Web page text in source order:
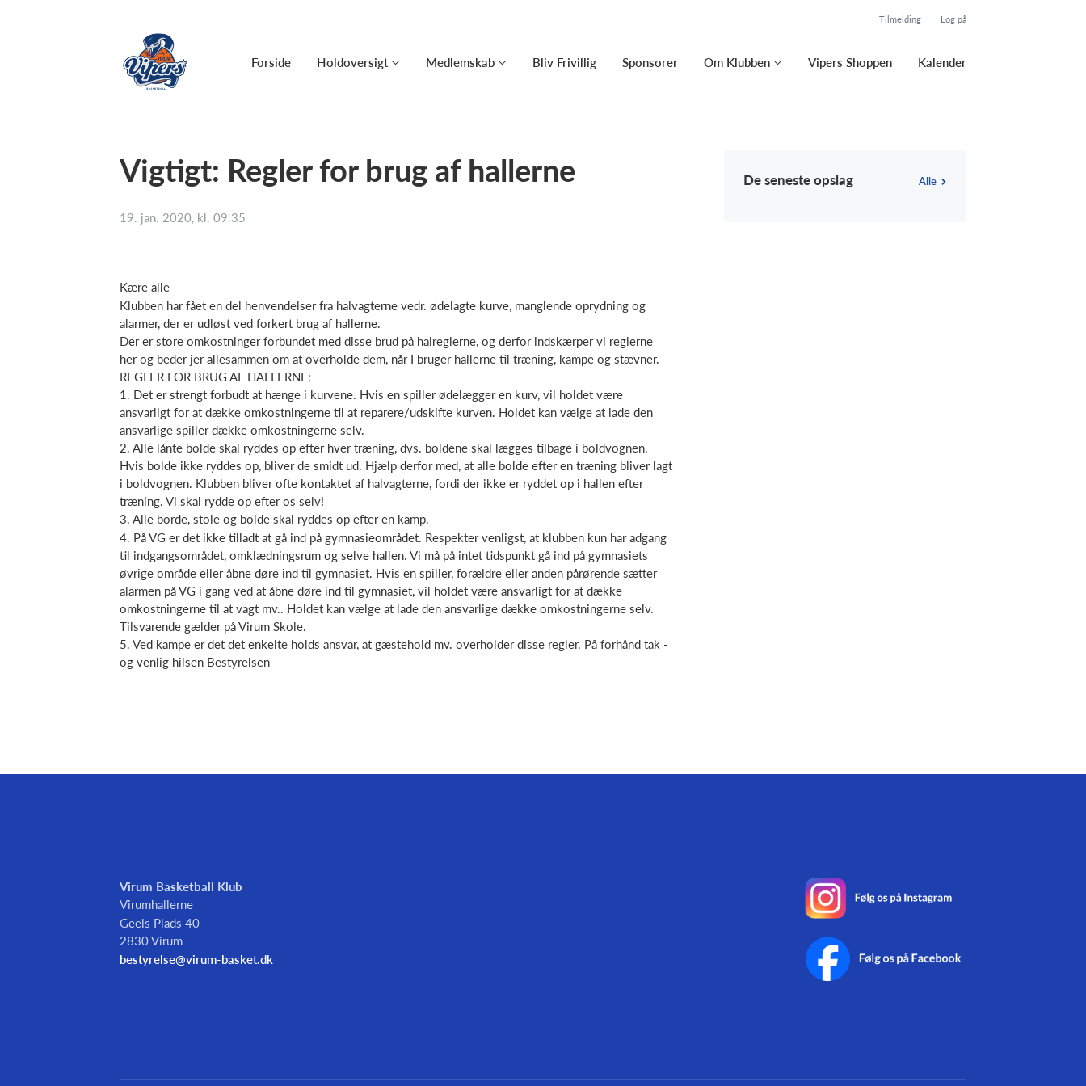
Tilmelding Log på
Forside Holdoversigt Medlemskab Bliv Frivillig Sponsorer Om Klubben Vipers Shoppen Kalender
Vigtigt: Regler for brug af hallerne
19. jan. 2020, kl. 09.35
Kære alle
Klubben har fået en del henvendelser fra halvagterne vedr. ødelagte kurve, manglende oprydning og
alarmer, der er udløst ved forkert brug af hallerne.
Der er store omkostninger forbundet med disse brud på halreglerne, og derfor indskærper vi reglerne
her og beder jer allesammen om at overholde dem, når I bruger hallerne til træning, kampe og stævner.
REGLER FOR BRUG AF HALLERNE:
1. Det er strengt forbudt at hænge i kurvene. Hvis en spiller ødelægger en kurv, vil holdet være
ansvarligt for at dække omkostningerne til at reparere/udskifte kurven. Holdet kan vælge at lade den
ansvarlige spiller dække omkostningerne selv.
2. Alle lånte bolde skal ryddes op efter hver træning, dvs. boldene skal lægges tilbage i boldvognen.
Hvis bolde ikke ryddes op, bliver de smidt ud. Hjælp derfor med, at alle bolde efter en træning bliver lagt
i boldvognen. Klubben bliver ofte kontaktet af halvagterne, fordi der ikke er ryddet op i hallen efter
træning. Vi skal rydde op efter os selv!
3. Alle borde, stole og bolde skal ryddes op efter en kamp.
4. På VG er det ikke tilladt at gå ind på gymnasieområdet. Respekter venligst, at klubben kun har adgang
til indgangsområdet, omklædningsrum og selve hallen. Vi må på intet tidspunkt gå ind på gymnasiets
øvrige område eller åbne døre ind til gymnasiet. Hvis en spiller, forældre eller anden pårørende sætter
alarmen på VG i gang ved at åbne døre ind til gymnasiet, vil holdet være ansvarligt for at dække
omkostningerne til at vagt mv.. Holdet kan vælge at lade den ansvarlige dække omkostningerne selv.
Tilsvarende gælder på Virum Skole.
5. Ved kampe er det det enkelte holds ansvar, at gæstehold mv. overholder disse regler. På forhånd tak -
og venlig hilsen Bestyrelsen
De seneste opslag Alle
Virum Basketball Klub
Virumhallerne
Geels Plads 40
2830 Virum
bestyrelse@virum-basket.dk